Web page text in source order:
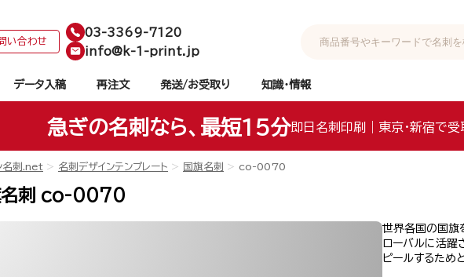
い合わせ
03-3369-7120
info@k-1-print.jp
データ入稿 再注文 発送/お受取り 知識・情報
急ぎの名刺なら、最短15分即日名刺印刷｜東京・新宿で受
名刺.net 名刺デザインテンプレート 国旗名刺 co-0070
名刺 co-0070
世界各国の国旗
ローバルに活躍
ピールするため